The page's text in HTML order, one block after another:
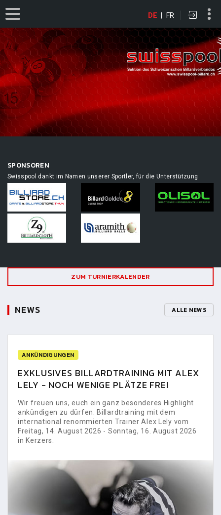
DE | FR
SPONSOREN
Swisspool dankt im Namen unserer Sportler, für die Unterstützung
ZUM TURNIERKALENDER
NEWS ALLE NEWS
ANKÜNDIGUNGEN
EXKLUSIVES BILLARDTRAINING MIT ALEX
LELY - NOCH WENIGE PLÄTZE FREI
Wir freuen uns, euch ein ganz besonderes Highlight
ankündigen zu dürfen: Billardtraining mit dem
international renommierten Trainer Alex Lely vom
Freitag, 14. August 2026 - Sonntag, 16. August 2026
in Kerzers.